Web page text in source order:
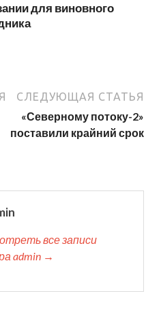
для виновного
СЛЕДУЮЩАЯ СТАТЬЯ
«Северному потоку-2»
поставили крайний срок
все записи
admin →